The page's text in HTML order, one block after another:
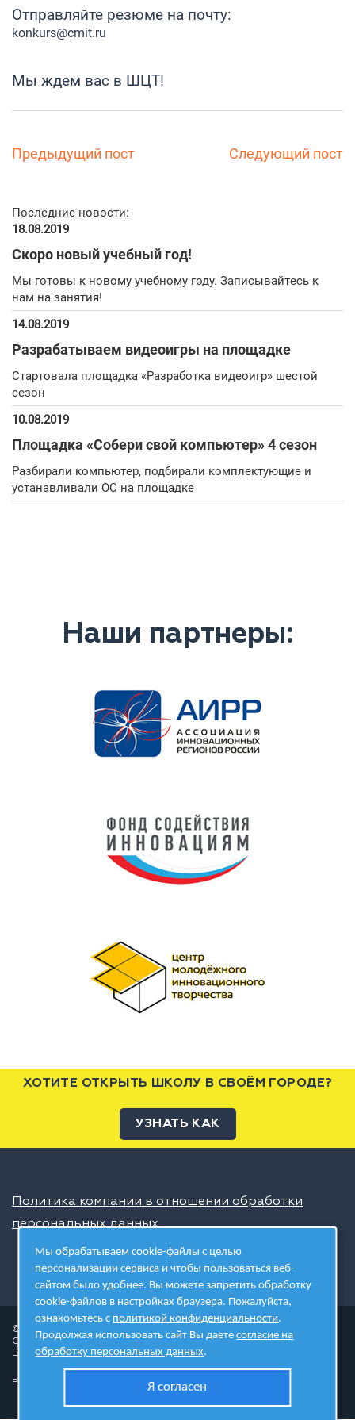
Отправляйте резюме на почту:
konkurs@cmit.ru
Мы ждем вас в ШЦТ!
Предыдущий пост Следующий пост
Последние новости:
18.08.2019
Скоро новый учебный год!
Мы готовы к новому учебному году. Записывайтесь к
нам на занятия!
14.08.2019
Разрабатываем видеоигры на площадке
Стартовала площадка «Разработка видеоигр» шестой
сезон
10.08.2019
Площадка «Собери свой компьютер» 4 сезон
Разбирали компьютер, подбирали комплектующие и
устанавливали ОС на площадке
Наши партнеры:
ХОТИТЕ ОТКРЫТЬ ШКОЛУ В СВОЁМ ГОРОДЕ?
УЗНАТЬ КАК
Политика компании в отношении обработки
персональных данных
© 2026 ШЦТ
Сеть центров молодёжного инновационного творчества
Школа цифровых технологий
Разработано в студии
Мы обрабатываем cookie-файлы с целью
персонализации сервиса и чтобы пользоваться веб-
сайтом было удобнее. Вы можете запретить обработку
cookie-файлов в настройках браузера. Пожалуйста,
ознакомьтесь с политикой конфиденциальности.
Продолжая использовать сайт Вы даетесогласие на
обработку персональных данных.
Я согласен